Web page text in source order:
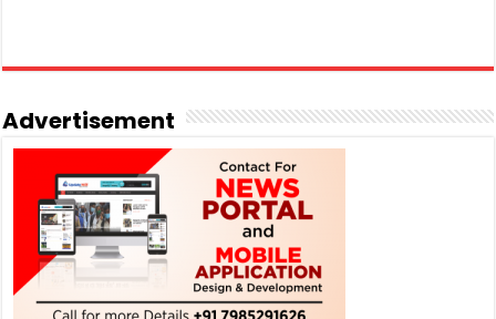
Advertisement